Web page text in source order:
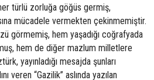
türlü zorluğa göğüs germiş,
mücadele vermekten çekinmemiştir.
görmemiş, hem yaşadığı coğrafyada
hem de diğer mazlum milletlere
yayınladığı mesajda şunları
veren “Gazilik” aslında yazılan